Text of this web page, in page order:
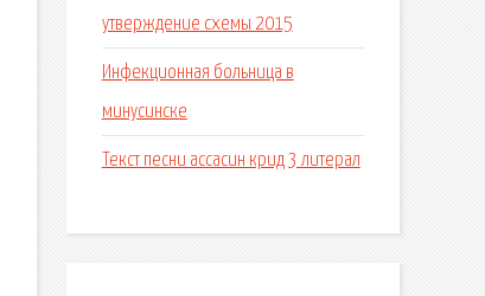
утверждение схемы 2015
Инфекционная больница в
минусинске
Текст песни ассасин крид 3 литерал